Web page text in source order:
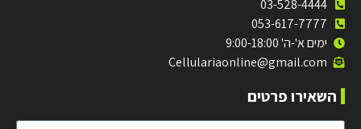
03-528-4444
053-617-7777
ימים א'-ה' 9:00-18:00
Cellulariaonline@gmail.com
השאירו פרטים